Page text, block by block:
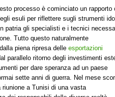
processo è cominciato un rapporto
esuli per riflettere sugli strumenti
patria gli specialisti e i tecnici
Tutto questo naturalmente
piena ripresa delle esportazioni
parallelo ritorno degli investimenti
per dare speranza ad un paese
sette anni di guerra. Nel mese
a Tunisi di una vasta